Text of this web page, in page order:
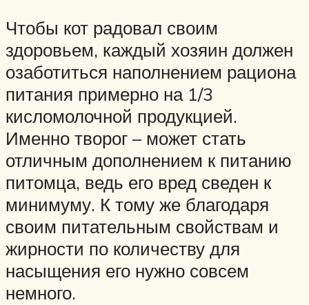
Чтобы кот радовал своим
здоровьем, каждый хозяин должен
озаботиться наполнением рациона
питания примерно на 1/3
кисломолочной продукцией.
Именно творог – может стать
отличным дополнением к питанию
питомца, ведь его вред сведен к
минимуму. К тому же благодаря
своим питательным свойствам и
жирности по количеству для
насыщения его нужно совсем
немного.